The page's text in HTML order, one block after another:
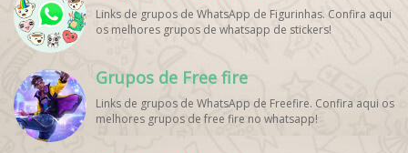
Links de grupos de WhatsApp de Figurinhas. Confira aqui
os melhores grupos de whatsapp de stickers!
Grupos de Free fire
Links de grupos de WhatsApp de Freefire. Confira aqui os
melhores grupos de free fire no whatsapp!